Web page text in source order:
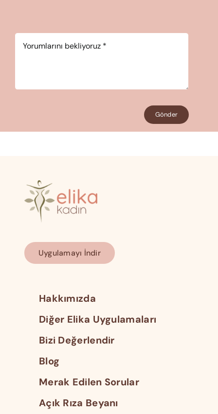
Gönder
Uygulamayı İndir
Hakkımızda
Diğer Elika Uygulamaları
Bizi Değerlendir
Blog
Merak Edilen Sorular
Açık Rıza Beyanı